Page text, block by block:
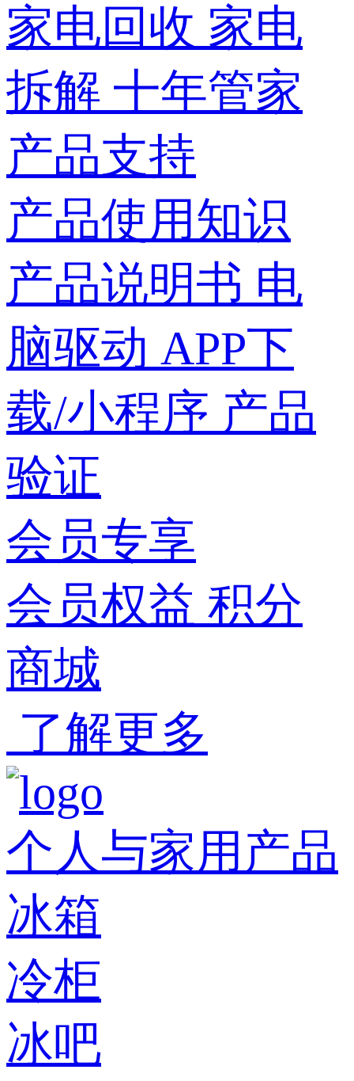
家电回收 家电
拆解 十年管家
产品支持
产品使用知识
产品说明书 电
脑驱动 APP下
载/小程序 产品
验证
会员专享
会员权益 积分
商城
了解更多
个人与家用产品
冰箱
冷柜
冰吧